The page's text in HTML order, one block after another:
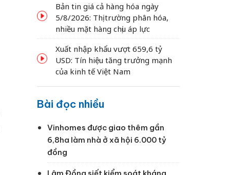
Bản tin giá cả hàng hóa ngày
5/8/2026: Thị trường phân hóa,
nhiều mặt hàng chịu áp lực
Xuất nhập khẩu vượt 659,6 tỷ
USD: Tín hiệu tăng trưởng mạnh
của kinh tế Việt Nam
Bài đọc nhiều
Vinhomes được giao thêm gần
6,8ha làm nhà ở xã hội 6.000 tỷ
đồng